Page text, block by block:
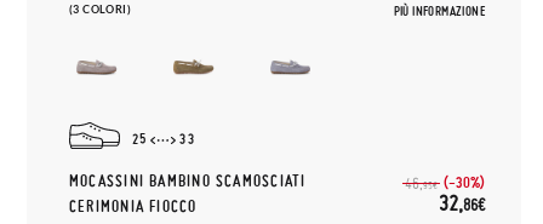
(3 COLORI) PIÙ INFORMAZIONE
25 33
MOCASSINI BAMBINO SCAMOSCIATI
CERIMONIA FIOCCO
46,95€ (-30%)
32,86€